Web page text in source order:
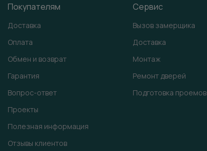
Покупателям
Доставка
Оплата
Обмен и возврат
Гарантия
Вопрос-ответ
Проекты
Полезная информация
Отзывы клиентов
Сервис
Вызов замерщика
Доставка
Монтаж
Ремонт дверей
Подготовка проемов